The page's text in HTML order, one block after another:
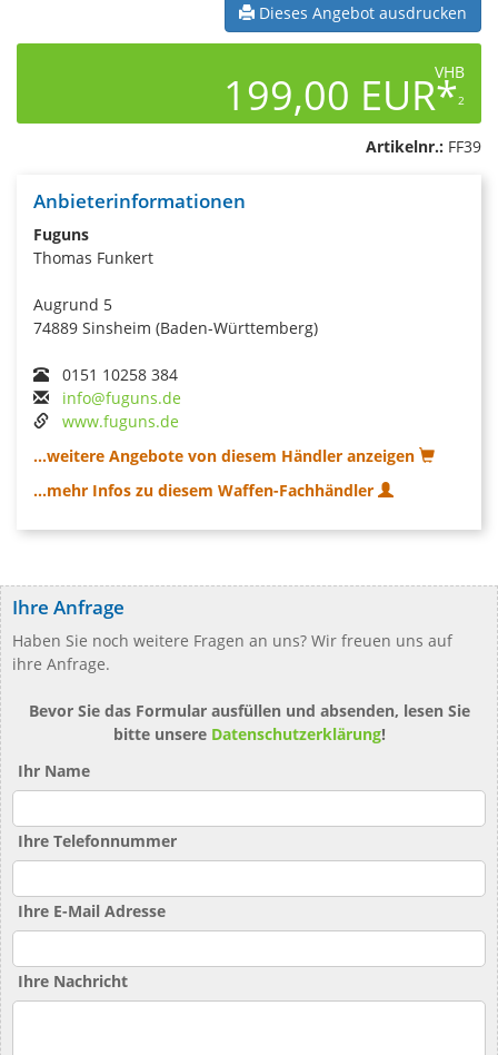
Dieses Angebot ausdrucken
VHB
199,00 EUR*2
Artikelnr.: FF39
Anbieterinformationen
Fuguns
Thomas Funkert
Augrund 5
74889 Sinsheim (Baden-Württemberg)
0151 10258 384
info@fuguns.de
www.fuguns.de
...weitere Angebote von diesem Händler anzeigen
...mehr Infos zu diesem Waffen-Fachhändler
Ihre Anfrage
Haben Sie noch weitere Fragen an uns? Wir freuen uns auf
ihre Anfrage.
Bevor Sie das Formular ausfüllen und absenden, lesen Sie
bitte unsere Datenschutzerklärung!
Ihr Name
Ihre Telefonnummer
Ihre E-Mail Adresse
Ihre Nachricht